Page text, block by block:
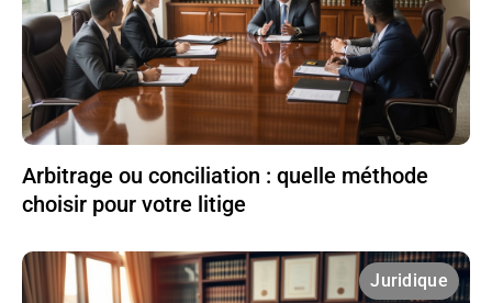
Arbitrage ou conciliation : quelle méthode
choisir pour votre litige
Juridique